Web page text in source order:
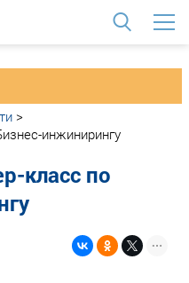
>
инжинирингу
класс по